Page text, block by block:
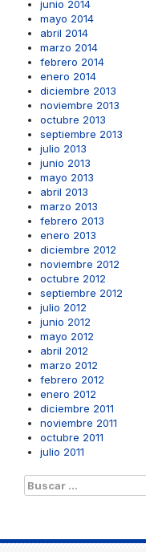
junio 2014
mayo 2014
abril 2014
marzo 2014
febrero 2014
enero 2014
diciembre 2013
noviembre 2013
octubre 2013
septiembre 2013
julio 2013
junio 2013
mayo 2013
abril 2013
marzo 2013
febrero 2013
enero 2013
diciembre 2012
noviembre 2012
octubre 2012
septiembre 2012
julio 2012
junio 2012
mayo 2012
abril 2012
marzo 2012
febrero 2012
enero 2012
diciembre 2011
noviembre 2011
octubre 2011
julio 2011
Buscar: